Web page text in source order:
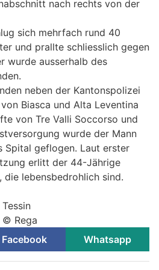
nach rechts von der
sich mehrfach rund 40
und prallte schliesslich gegen
wurde ausserhalb des
neben der Kantonspolizei
Biasca und Alta Leventina
von Tre Valli Soccorso und
wurde der Mann
Spital geflogen. Laut erster
erlitt der 44-Jährige
die lebensbedrohlich sind.
© Rega
Facebook Whatsapp